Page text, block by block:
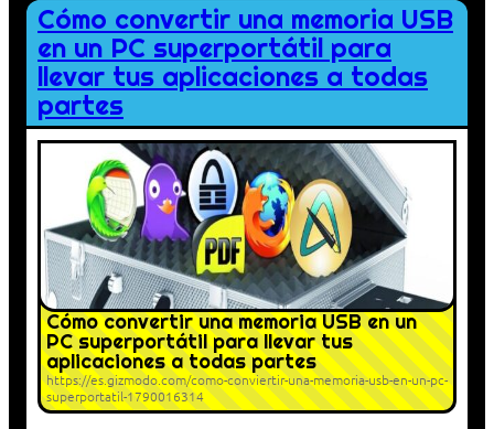
Cómo convertir una memoria USB
en un PC superportátil para
llevar tus aplicaciones a todas
partes
Cómo convertir una memoria USB en un
PC superportátil para llevar tus
aplicaciones a todas partes
https://es.gizmodo.com/como-conviertir-una-memoria-usb-en-un-pc-
superportatil-1790016314